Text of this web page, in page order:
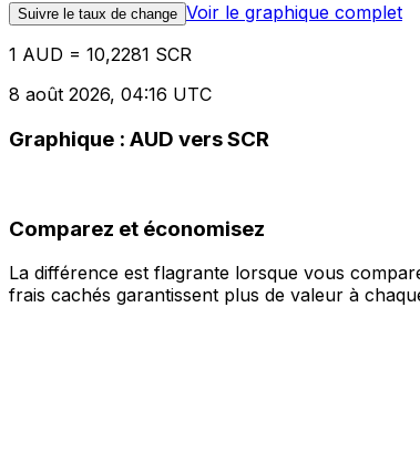
Suivre le taux de change Voir le graphique complet
1 AUD = 10,2281 SCR
8 août 2026, 04:16 UTC
Graphique : AUD vers SCR
Comparez et économisez
La différence est flagrante lorsque vous
frais cachés garantissent plus de valeur à